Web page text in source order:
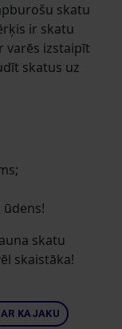
skatu
ir skatu
varēs izstaipīt
skatus uz
skatu
skaistāka!
KAJAKU